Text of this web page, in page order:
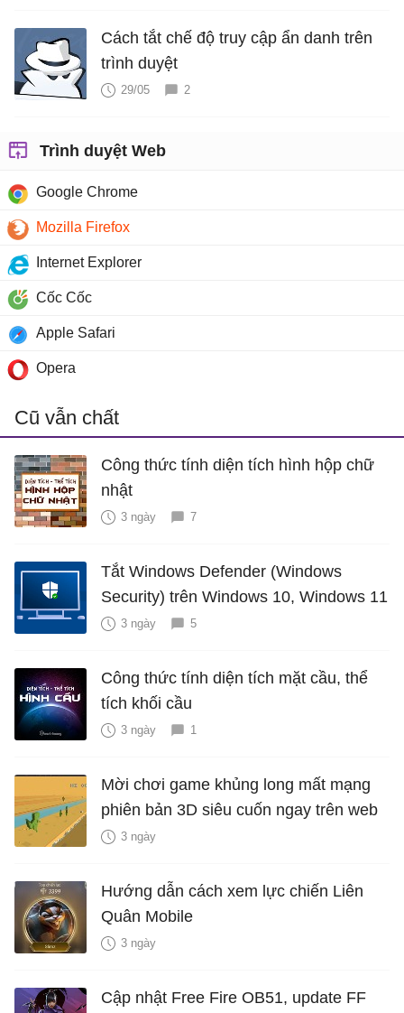
Cách tắt chế độ truy cập ẩn danh trên
trình duyệt
29/05 2
Trình duyệt Web
Google Chrome
Mozilla Firefox
Internet Explorer
Cốc Cốc
Apple Safari
Opera
Cũ vẫn chất
Công thức tính diện tích hình hộp chữ
nhật
3 ngày 7
Tắt Windows Defender (Windows
Security) trên Windows 10, Windows 11
3 ngày 5
Công thức tính diện tích mặt cầu, thể
tích khối cầu
3 ngày 1
Mời chơi game khủng long mất mạng
phiên bản 3D siêu cuốn ngay trên web
3 ngày
Hướng dẫn cách xem lực chiến Liên
Quân Mobile
3 ngày
Cập nhật Free Fire OB51, update FF